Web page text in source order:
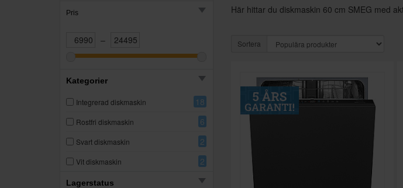
Pris
–
Kategorier
Integrerad diskmaskin 18
Rostfri diskmaskin 6
Svart diskmaskin 2
Vit diskmaskin 2
Lagerstatus
Här hittar du diskmaskin 60 cm SMEG med
Sortera